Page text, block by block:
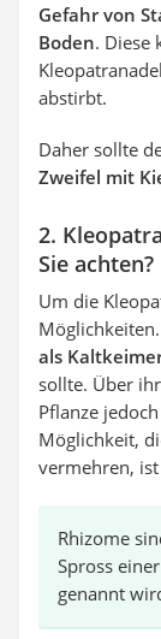
Gefahr von
Boden. Diese
abstirbt.
Daher sollte
Zweifel mit
2.
Sie achten?
Um die
als
sollte. Über
Pflanze
Möglichkeit,
vermehren,
Rhizome
Spross
genannt